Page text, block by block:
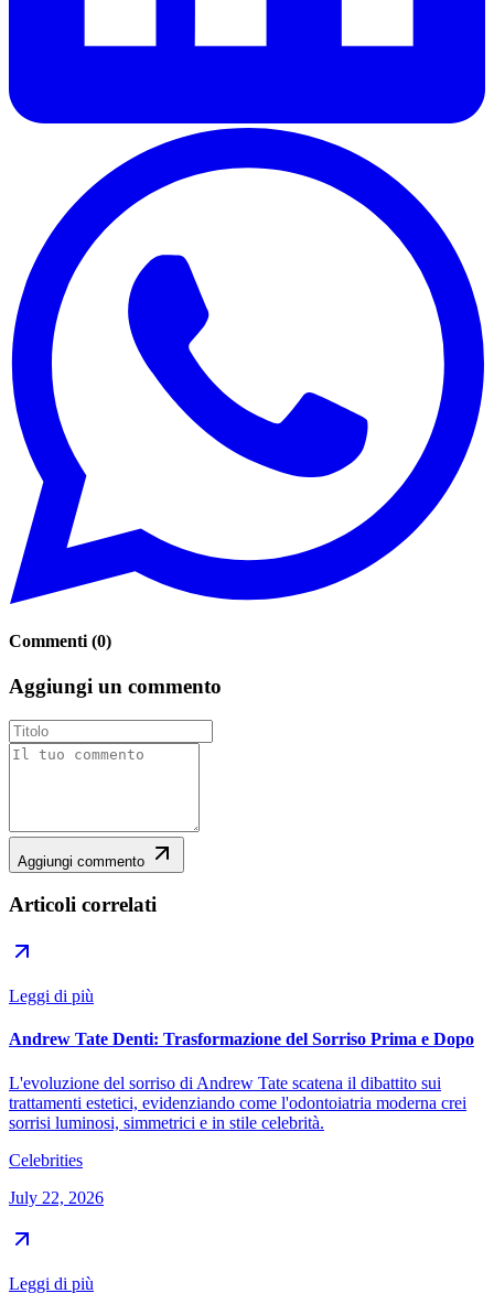
Commenti (0)
Aggiungi un commento
Aggiungi commento
Articoli correlati
Leggi di più
Andrew Tate Denti: Trasformazione del Sorriso Prima e Dopo
L'evoluzione del sorriso di Andrew Tate scatena il dibattito sui
trattamenti estetici, evidenziando come l'odontoiatria moderna crei
sorrisi luminosi, simmetrici e in stile celebrità.
Celebrities
July 22, 2026
Leggi di più